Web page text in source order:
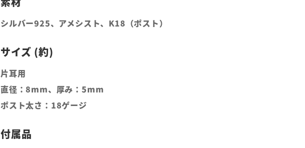
シルバー925、アメシスト、K18（ポスト）
片耳用
直径：8mm、厚み：5mm
ポスト太さ：18ゲージ